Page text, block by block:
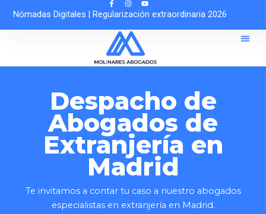
Nómadas Digitales |Regularización extraordinaria 2026
Despacho de
Abogados de
Extranjería en
Madrid
Te invitamos a contar tu caso a nuestro abogados
especialistas en extranjería en Madrid.